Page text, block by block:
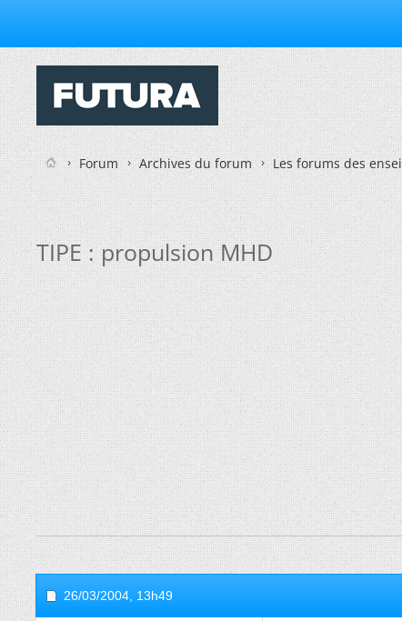
Forum Archives du forum Les forums des
TIPE : propulsion MHD
26/03/2004, 13h49